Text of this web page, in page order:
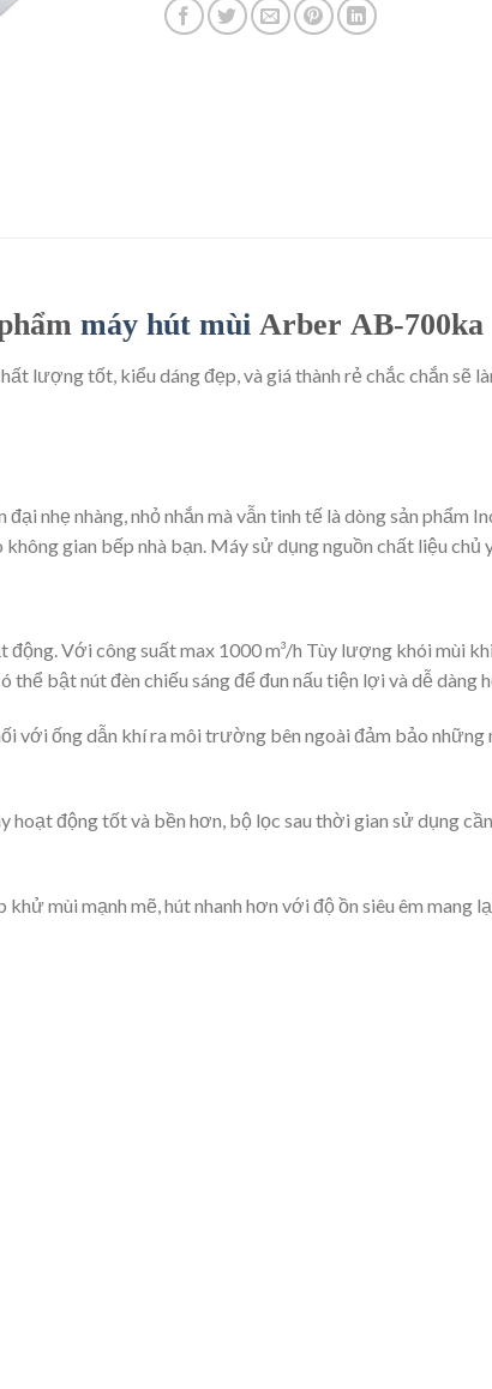
máy hút mùiArber AB-700ka
lượng tốt, kiểu dáng đẹp, và giá thành rẻ chắc chắn sẽ
nhẹ nhàng, nhỏ nhắn mà vẫn tinh tế là dòng sản
gian bếp nhà bạn. Máy sử dụng nguồn chất liệu chủ
Với công suất max 1000 m³/h Tùy lượng khói mùi
bật nút đèn chiếu sáng để đun nấu tiện lợi và dễ dàng
ống dẫn khí ra môi trường bên ngoài đảm bảo
hoạt động tốt và bền hơn, bộ lọc sau thời gian sử dụng
mùi mạnh mẽ, hút nhanh hơn với độ ồn siêu êm mang